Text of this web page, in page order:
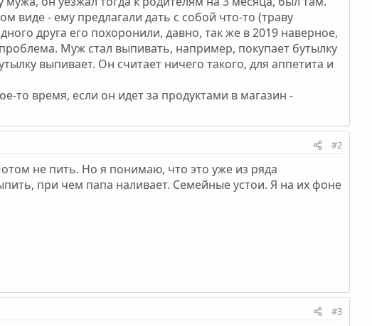
виде - ему предлагали дать с собой что-то (траву
друга его похоронили, давно, так же в 2019 наверное,
Муж стал выпивать, например, покупает бутылку
выпивает. Он считает ничего такого, для аппетита и
то время, если он идет за продуктами в магазин -
#2
не пить. Но я понимаю, что это уже из ряда
при чем папа наливает. Семейные устои. Я на их фоне
#3